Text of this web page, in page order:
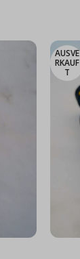
AUSVE
RKAUF
T